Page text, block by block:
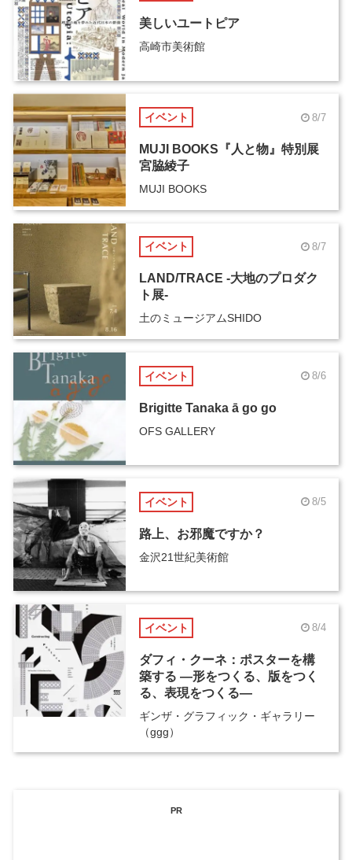
美しいユートピア
高崎市美術館
イベント 8/7
MUJI BOOKS『人と物』特別展
宮脇綾子
MUJI BOOKS
イベント 8/7
LAND/TRACE -大地のプロダク
ト展-
土のミュージアムSHIDO
イベント 8/6
Brigitte Tanaka ā go go
OFS GALLERY
イベント 8/5
路上、お邪魔ですか？
金沢21世紀美術館
イベント 8/4
ダフィ・クーネ：ポスターを構
築する ―形をつくる、版をつく
る、表現をつくる―
ギンザ・グラフィック・ギャラリー
（ggg）
PR